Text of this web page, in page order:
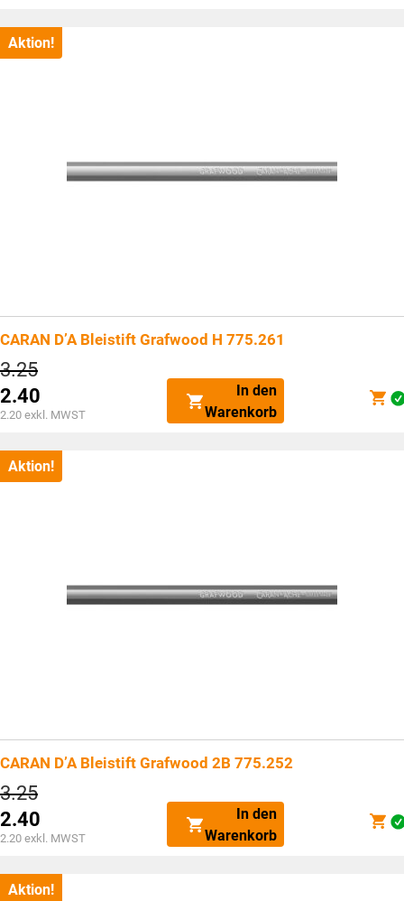
ist:
CHF2.40.
Aktion!
CARAN D’A Bleistift Grafwood H 775.261
3.25Ursprünglicher
war:
CHF3.25
2.40
Aktueller
ist:
CHF2.40.
2.20 exkl. MWST
In den
Warenkorb
Aktion!
CARAN D’A Bleistift Grafwood 2B 775.252
3.25Ursprünglicher
war:
CHF3.25
2.40
Aktueller
ist:
CHF2.40.
2.20 exkl. MWST
In den
Warenkorb
Aktion!